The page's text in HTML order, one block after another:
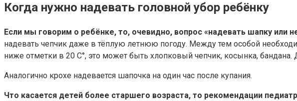
Когда нужно надевать головной убор ребёнку
Если мы говорим о ребёнке, то, очевидно, вопрос «надевать шапку или
надевать чепчик даже в тёплую летнюю погоду. Между тем особой
ниже отметки в 20 С°, это может быть хлопковый чепчик, косынка,
Аналогично крохе надевается шапочка на один час после купания.
Что касается детей более старшего возраста, то рекомендации